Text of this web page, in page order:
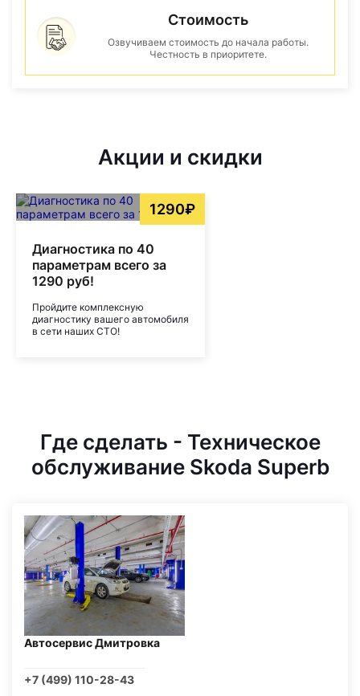
Стоимость
Озвучиваем стоимость до начала работы.
Честность в приоритете.
Акции и скидки
1290₽
Диагностика по 40
параметрам всего за
1290 руб!
Пройдите комплексную
диагностику вашего автомобиля
в сети наших СТО!
Где сделать - Техническое
обслуживание Skoda Superb
Автосервис Дмитровка
+7 (499) 110-28-43